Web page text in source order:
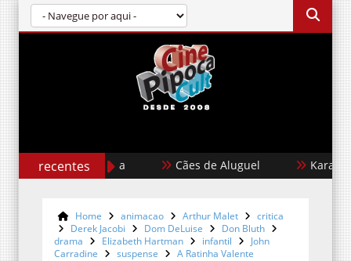
recentes Cães de Aluguel Karate Kid:
Home animacao Arthur Malet
critica
Derek Jacobi
Dom DeLuise
Don Bluth
drama
Elizabeth Hartman infantil
John
Carradine
suspense A Ratinha Valente